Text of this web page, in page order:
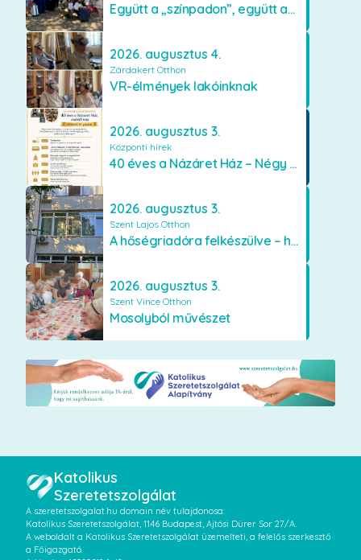
Együtt a „színpadon”, együtt az élményekért 🎭✨
2026. augusztus 4.
Zárdakert Otthon
VR-élmények lakóinknak
2026. augusztus 3.
Központi hírek
40 éves a Názáret Ház – Négy évtized szeretetben és gondoskodásban
2026. augusztus 3.
Szent Lajos Otthon
A hőségriadóra felkészülve – hűsítő fejlesztések a Szent Lajos Otthonban
2026. augusztus 3.
Szent Vince Otthon
Mosolyból művészet
Katolikus
Szeretetszolgálat
A szeretetszolgalat.hu domain név tulajdonosa:
Katolikus Szeretetszolgálat, 1146 Budapest, Ajtósi Dürer Sor 27/A.
A weboldalt a Katolikus Szeretetszolgálat üzemelteti, a felelős szerkesztő
a Főigazgató.